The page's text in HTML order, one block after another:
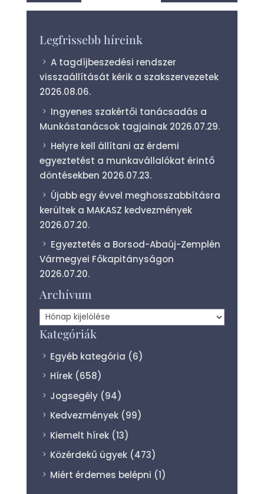
Legfrissebb híreink
A tagdíjbeszedési rendszer
visszaállítását kérik a szakszervezetek
2026.08.06.
Ingyenes szakértői tanácsadás a
Munkástanácsok tagjainak 2026.07.29.
Helyre kell állítani az érdemi
egyeztetést a munkavállalókat érintő
döntésekben 2026.07.23.
Újabb egy évvel meghosszabbításra
kerültek a MAKASZ kedvezmények
2026.07.20.
Egyeztetés a Borsod-Abaúj-Zemplén
Vármegyei Főkapitányságon
2026.07.20.
Archívum
Archívum
Kategóriák
Egyéb kategória (6)
Hírek (658)
Jogsegély (94)
Kedvezmények (99)
Kiemelt hírek (13)
Közérdekű ügyek (473)
Miért érdemes belépni (1)